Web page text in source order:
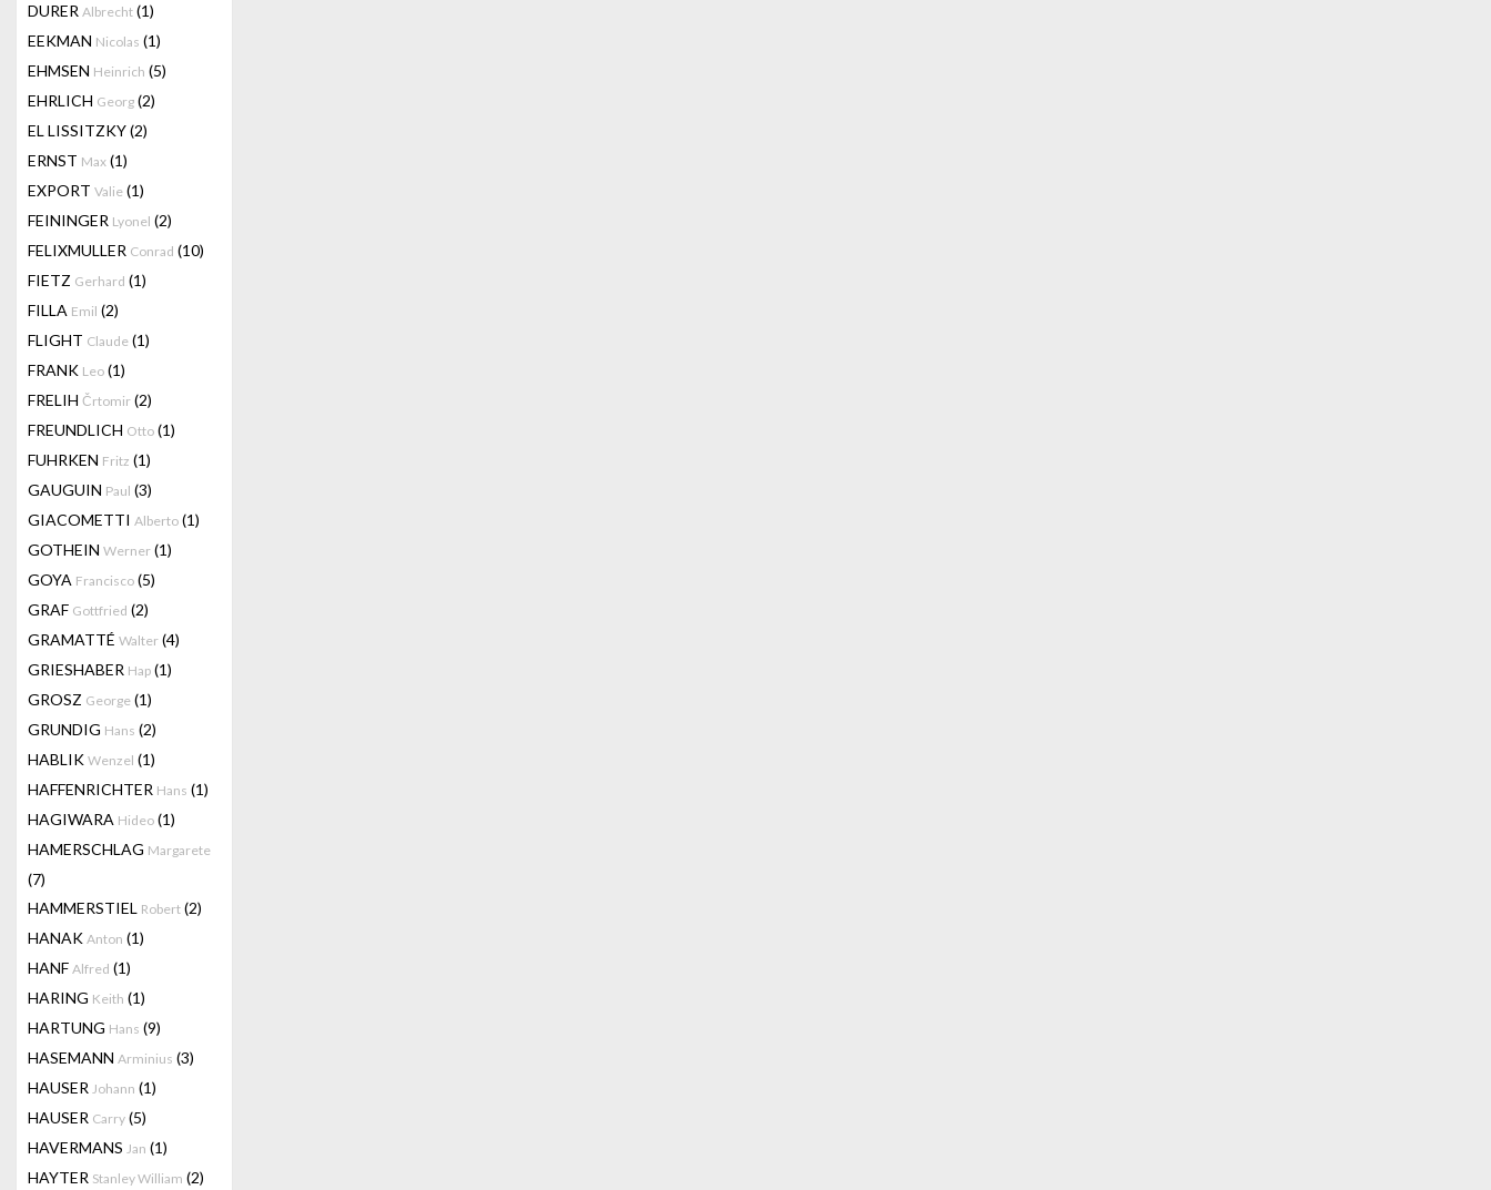
DURER Albrecht (1)
EEKMAN Nicolas (1)
EHMSEN Heinrich (5)
EHRLICH Georg (2)
EL LISSITZKY(2)
ERNST Max (1)
EXPORT Valie (1)
FEININGER Lyonel (2)
FELIXMULLER Conrad (10)
FIETZ Gerhard (1)
FILLA Emil (2)
FLIGHT Claude (1)
FRANK Leo (1)
FRELIH Črtomir (2)
FREUNDLICH Otto (1)
FUHRKEN Fritz (1)
GAUGUIN Paul (3)
GIACOMETTI Alberto (1)
GOTHEIN Werner (1)
GOYA Francisco (5)
GRAF Gottfried (2)
GRAMATTÉ Walter (4)
GRIESHABER Hap (1)
GROSZ George (1)
GRUNDIG Hans (2)
HABLIK Wenzel (1)
HAFFENRICHTER Hans (1)
HAGIWARA Hideo (1)
HAMERSCHLAG Margarete
(7)
HAMMERSTIEL Robert (2)
HANAK Anton (1)
HANF Alfred (1)
HARING Keith (1)
HARTUNG Hans (9)
HASEMANN Arminius (3)
HAUSER Johann (1)
HAUSER Carry (5)
HAVERMANS Jan (1)
HAYTER Stanley William (2)